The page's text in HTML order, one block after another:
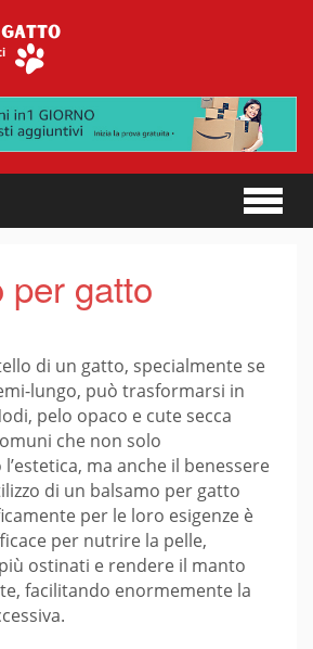
per gatto
di un gatto, specialmente se
lungo, può trasformarsi in
pelo opaco e cute secca
che non solo
ma anche il benessere
di un balsamo per gatto
per le loro esigenze è
per nutrire la pelle,
ostinati e rendere il manto
facilitando enormemente la